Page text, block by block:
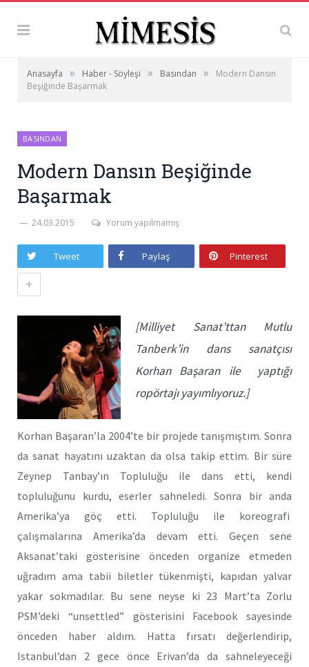
Anasayfa » Haber - Söyleşi » Basından »
Modern Dansın
Beşiğinde Başarmak
BASINDAN
Modern Dansın Beşiğinde
Başarmak
24.03.2015 Yorum yapılmamış
Tweet Paylaş Pinterest
+
[Milliyet Sanat’ttan Mutlu
Tanberk’in dans sanatçısı
Korhan Başaran ile yaptığı
ropörtajı yayımlıyoruz.]
Korhan Başaran’la 2004’te bir projede tanışmıştım. Sonra
da sanat hayatını uzaktan da olsa takip ettim. Bir süre
Zeynep Tanbay’ın Topluluğu ile dans etti, kendi
topluluğunu kurdu, eserler sahneledi. Sonra bir anda
Amerika’ya göç etti. Topluluğu ile koreografi
çalışmalarına Amerika’da devam etti. Geçen sene
Aksanat’taki gösterisine önceden organize etmeden
uğradım ama tabii biletler tükenmişti, kapıdan yalvar
yakar sokmadılar. Bu sene neyse ki 23 Mart’ta Zorlu
PSM’deki “unsettled” gösterisini Facebook sayesinde
önceden haber aldım. Hatta fırsatı değerlendirip,
Istanbul’dan 2 gece önce Erivan’da da sahneleyeceği